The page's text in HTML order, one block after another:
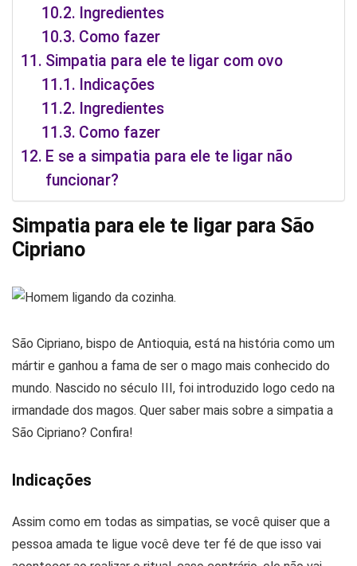
Ingredientes
Como fazer
Simpatia para ele te ligar com ovo
Indicações
Ingredientes
Como fazer
E se a simpatia para ele te ligar não
funcionar?
Simpatia para ele te ligar para São
Cipriano
São Cipriano, bispo de Antioquia, está na história como um
mártir e ganhou a fama de ser o mago mais conhecido do
mundo. Nascido no século III, foi introduzido logo cedo na
irmandade dos magos. Quer saber mais sobre a simpatia a
São Cipriano? Confira!
Indicações
Assim como em todas as simpatias, se você quiser que a
pessoa amada te ligue você deve ter fé de que isso vai